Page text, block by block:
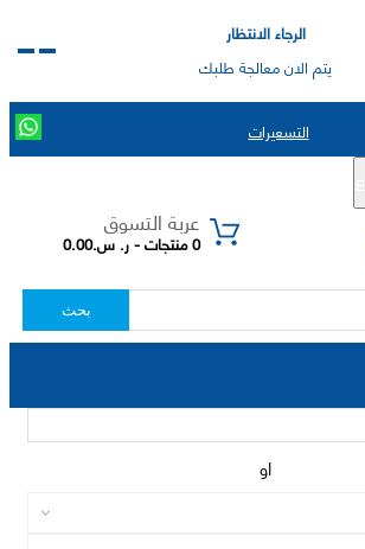
الرجاء الانتظار
يتم الان معالجة طلبك
التسعيرات
عربة التسوق
0 منتجات - ر. س.0.00
بحث
او